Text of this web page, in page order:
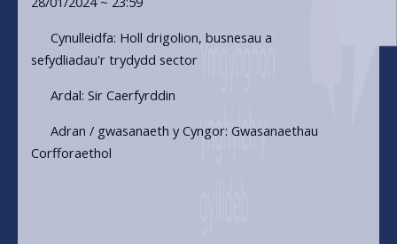
Cynulleidfa: Holl drigolion, busnesau a
sefydliadau'r trydydd sector
Ardal: Sir Caerfyrddin
Adran / gwasanaeth y Cyngor: Gwasanaethau
Corfforaethol